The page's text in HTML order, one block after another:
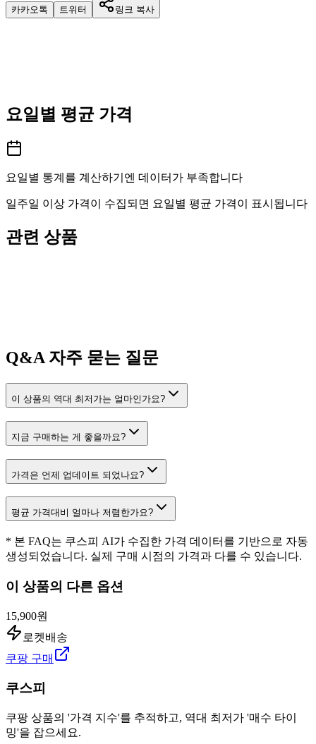
카카오톡 트위터 링크 복사
요일별 평균 가격
요일별 통계를 계산하기엔 데이터가 부족합니다
일주일 이상 가격이 수집되면 요일별 평균 가격이 표시됩니다
관련 상품
Q&A자주 묻는 질문
이 상품의 역대 최저가는 얼마인가요?
지금 구매하는 게 좋을까요?
가격은 언제 업데이트 되었나요?
평균 가격대비 얼마나 저렴한가요?
* 본 FAQ는 쿠스피 AI가 수집한 가격 데이터를 기반으로 자동
생성되었습니다. 실제 구매 시점의 가격과 다를 수 있습니다.
이 상품의 다른 옵션
15,900원
로켓배송
쿠팡 구매
쿠스피
쿠팡 상품의 '가격 지수'를 추적하고, 역대 최저가 '매수 타이
밍'을 잡으세요.